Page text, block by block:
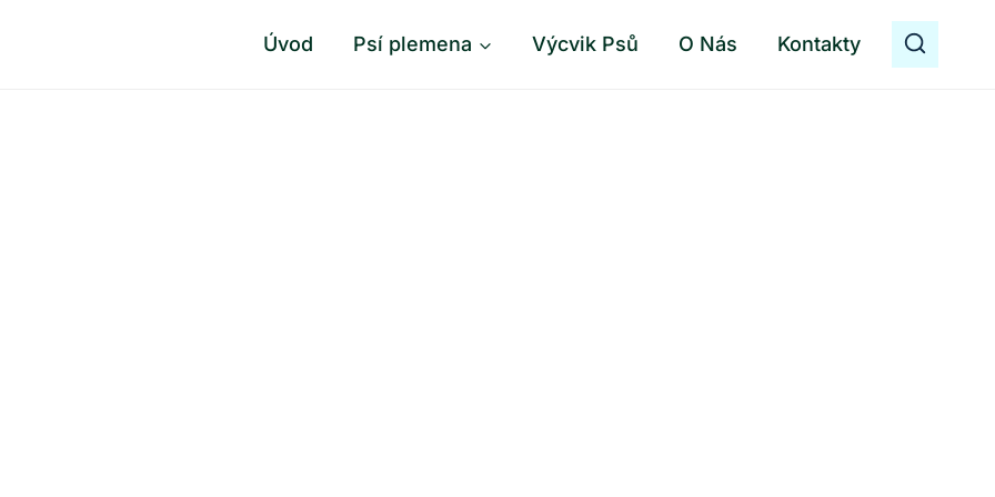
Úvod Psí plemena Výcvik Psů O Nás Kontakty